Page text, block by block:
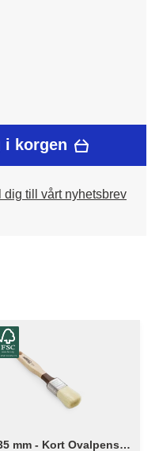
i korgen
dig till vårt nyhetsbrev
mm - Kort Ovalpensel